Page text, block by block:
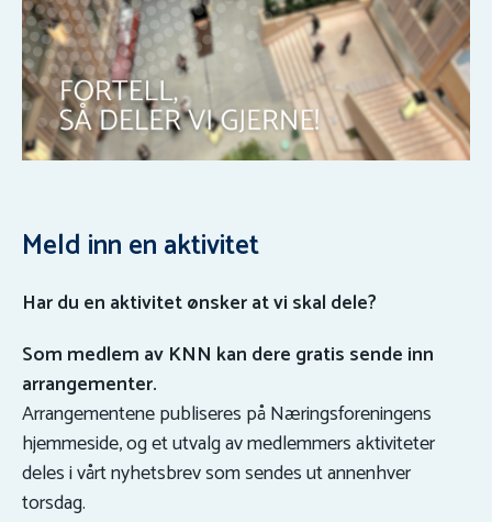
Meld inn en aktivitet
Har du en aktivitet ønsker at vi skal dele?
Som medlem av KNN kan dere gratis sende inn
arrangementer.
Arrangementene publiseres på Næringsforeningens
hjemmeside, og et utvalg av medlemmers aktiviteter
deles i vårt nyhetsbrev som sendes ut annenhver
torsdag.